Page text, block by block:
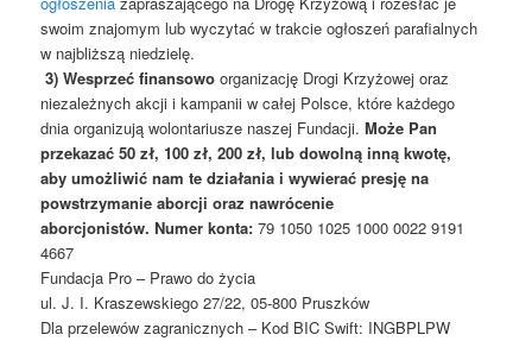
swoim znajomym lub wyczytać w trakcie ogłoszeń parafialnych
w najbliższą niedzielę.
3) Wesprzeć finansowo organizację Drogi Krzyżowej oraz
niezależnych akcji i kampanii w całej Polsce, które każdego
dnia organizują wolontariusze naszej Fundacji.Może Pan
przekazać 50 zł, 100 zł, 200 zł, lub dowolną inną kwotę,
aby umożliwić nam te działania i wywierać presję na
powstrzymanie aborcji oraz nawrócenie
aborcjonistów. Numer konta:79 1050 1025 1000 0022 9191
4667
Fundacja Pro – Prawo do życia
ul. J. I. Kraszewskiego 27/22, 05-800 Pruszków
Dla przelewów zagranicznych – Kod BIC Swift: INGBPLPW